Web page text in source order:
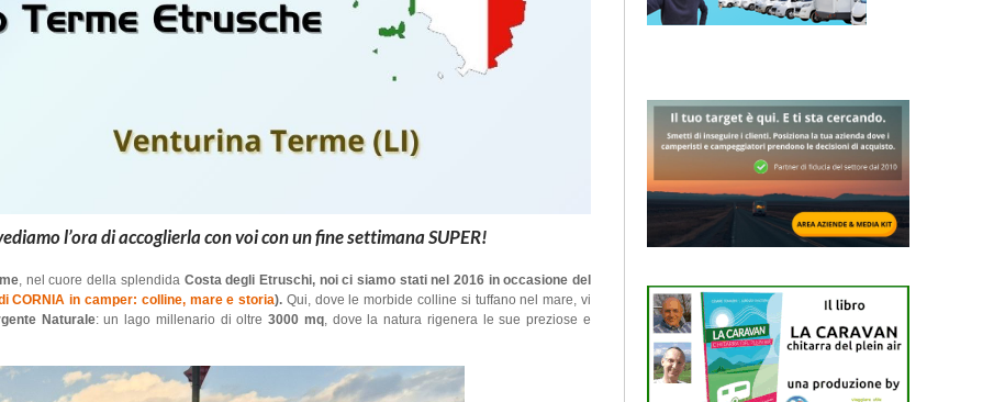
l’ora di accoglierla con voi con un fine settimana SUPER!
, nel cuore della splendida Costa degli Etruschi, noi ci siamo stati nel 2016 in occasione del
CORNIA in camper: colline, mare e storia). Qui, dove le morbide colline si tuffano nel mare, vi
Naturale: un lago millenario di oltre3000 mq, dove la natura rigenera le sue preziose e